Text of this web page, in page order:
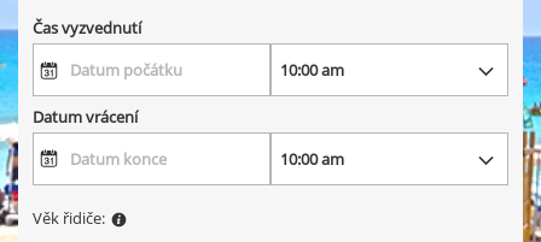
Čas vyzvednutí
Datum vrácení
Věk řidiče: